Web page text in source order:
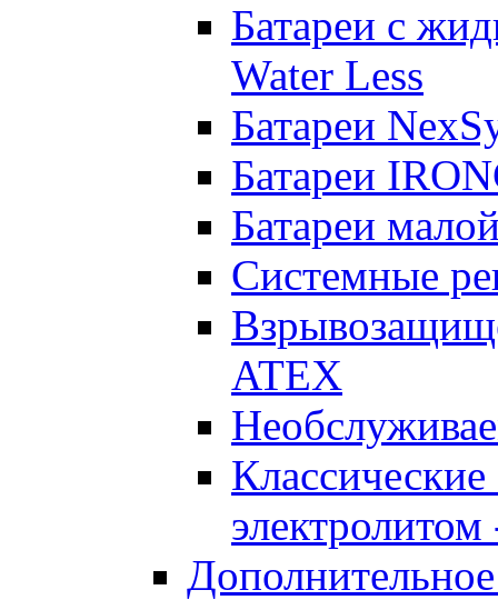
Батареи с
Water Less
Батареи
Батареи
Батареи
Системные
ATEX